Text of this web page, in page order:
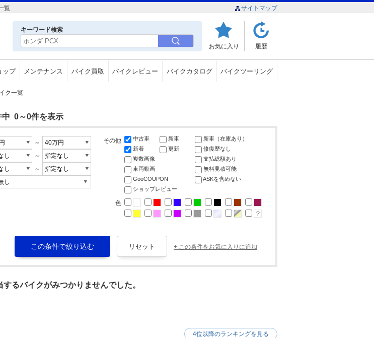
覧 サイトマップ
キーワード検索
お気に入り 履歴
ップ メンテナンス バイク買取 バイクレビュー バイクカタログ バイクツーリング
ク一覧
中 0～0件を表示
～
～
～
その他 中古車 新車
新車（在庫あり）
新着
更新
修復歴なし
複数画像
支払総額あり
車両動画
無料見積可能
GooCOUPON
ASKを含めない
ショップレビュー
色
+ この条件をお気に入りに追加
るバイクがみつかりませんでした。
4位以降のランキングを見る